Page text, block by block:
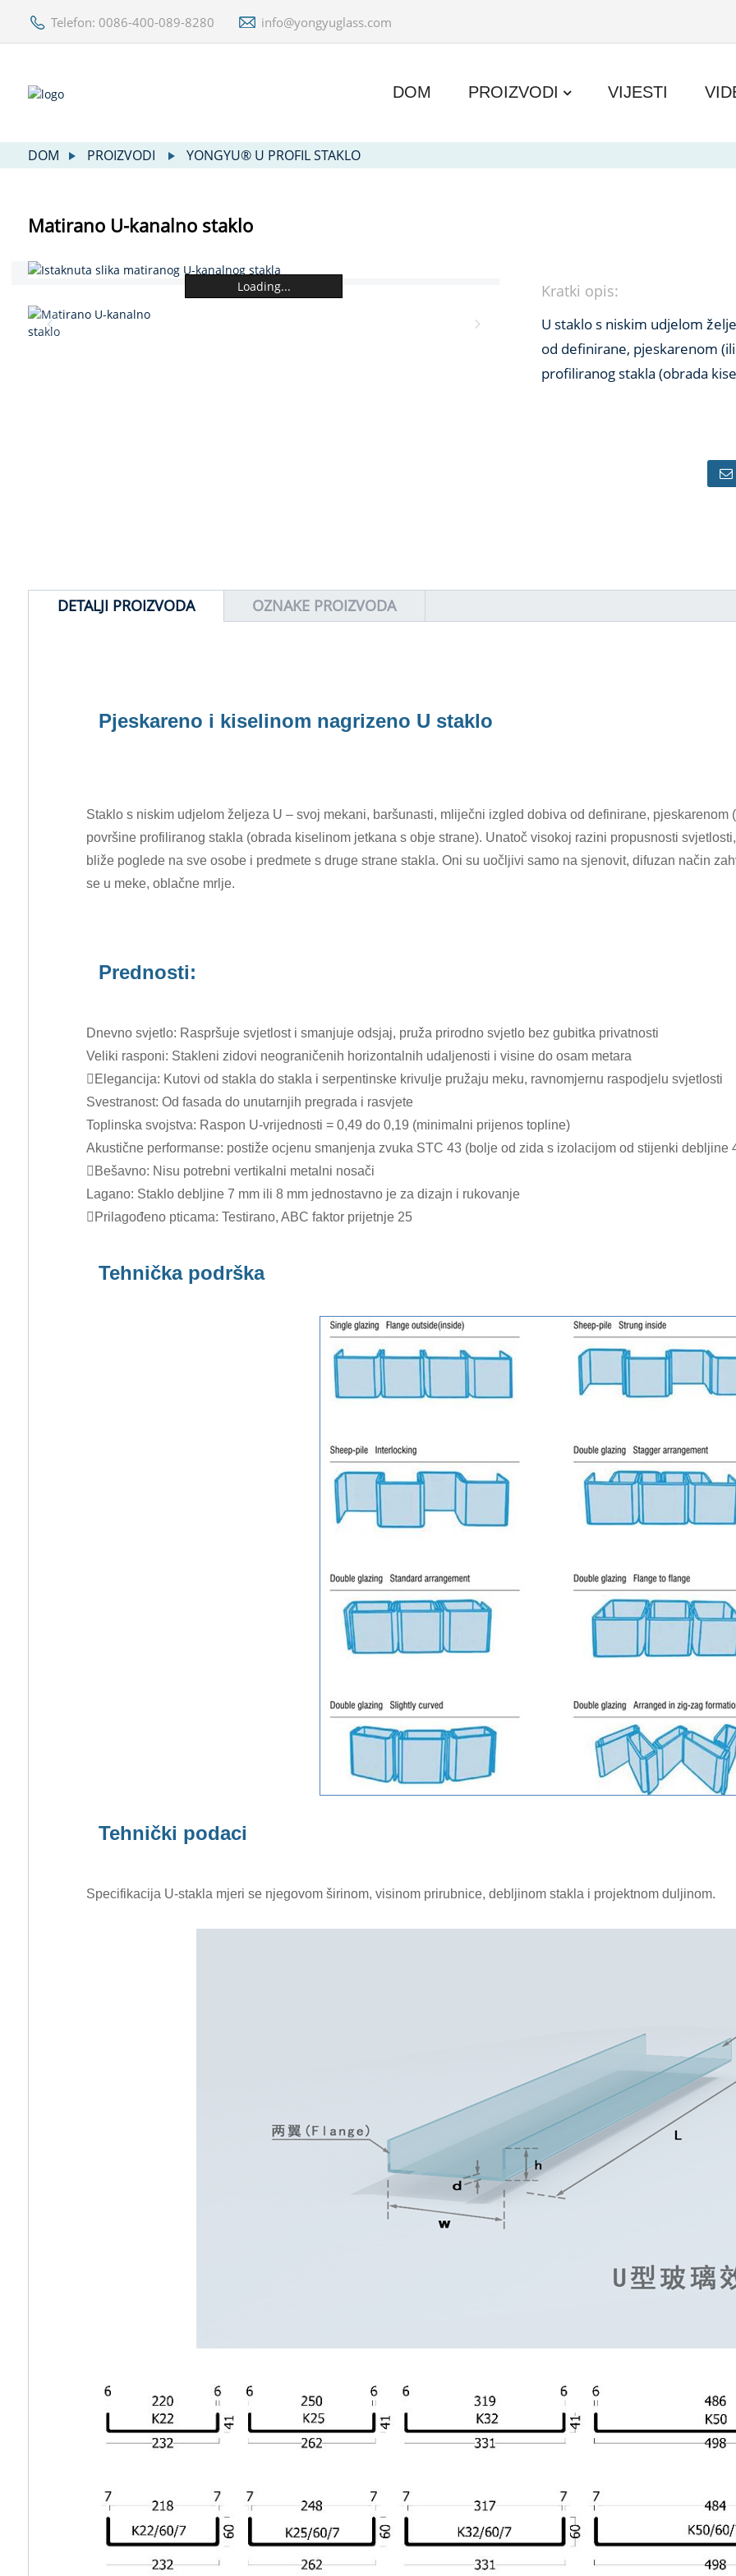
Telefon: 0086-400-089-8280 info@yongyuglass.com
DOM PROIZVODI VIJESTI
DOM PROIZVODI YONGYU® U PROFIL STAKLO
Matirano U-kanalno staklo
Loading... Kratki opis:
U staklo s niskim udjelom
od definirane, pjeskarenom
profiliranog stakla (obrada
DETALJI PROIZVODA OZNAKE PROIZVODA
Pjeskareno i kiselinom nagrizeno U staklo
Staklo s niskim udjelom željeza U – svoj mekani, baršunasti, mliječni izgled dobiva od definirane,
površine profiliranog stakla (obrada kiselinom jetkana s obje strane). Unatoč visokoj razini propusnosti
bliže poglede na sve osobe i predmete s druge strane stakla. Oni su uočljivi samo na sjenovit, difuzan način
se u meke, oblačne mrlje.
Prednosti:
Dnevno svjetlo: Raspršuje svjetlost i smanjuje odsjaj, pruža prirodno svjetlo bez gubitka privatnosti
Veliki rasponi: Stakleni zidovi neograničenih horizontalnih udaljenosti i visine do osam metara
Elegancija: Kutovi od stakla do stakla i serpentinske krivulje pružaju meku, ravnomjernu raspodjelu svjetlosti
Svestranost: Od fasada do unutarnjih pregrada i rasvjete
Toplinska svojstva: Raspon U-vrijednosti = 0,49 do 0,19 (minimalni prijenos topline)
Akustične performanse: postiže ocjenu smanjenja zvuka STC 43 (bolje od zida s izolacijom od stijenki debljine
Bešavno: Nisu potrebni vertikalni metalni nosači
Lagano: Staklo debljine 7 mm ili 8 mm jednostavno je za dizajn i rukovanje
Prilagođeno pticama: Testirano, ABC faktor prijetnje 25
Tehnička podrška
Tehnički podaci
Specifikacija U-stakla mjeri se njegovom širinom, visinom prirubnice, debljinom stakla i projektnom duljinom.